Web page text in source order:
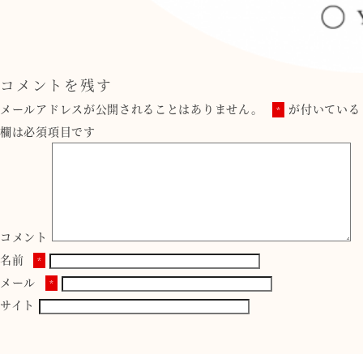
コメントを残す
メールアドレスが公開されることはありません。 *
が付いている
欄は必須項目です
コメント
名前
*
メール *
サイト